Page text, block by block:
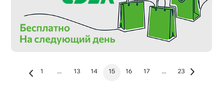
1 ... 13 14 15 16 17 ... 23